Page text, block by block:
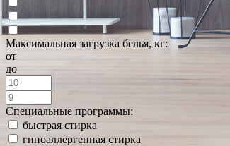
Максимальная загрузка белья, кг:
от
до
Специальные программы:
быстрая стирка
гипоаллергенная стирка